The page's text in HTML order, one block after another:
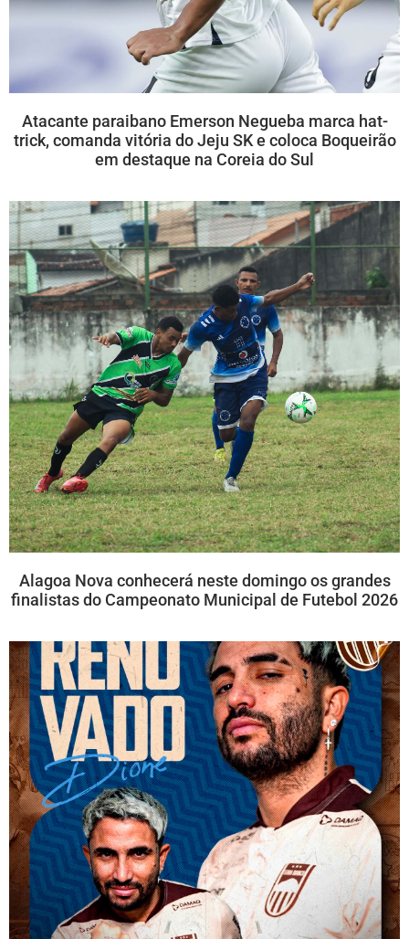
Atacante paraibano Emerson Negueba marca hat-
trick, comanda vitória do Jeju SK e coloca Boqueirão
em destaque na Coreia do Sul
Alagoa Nova conhecerá neste domingo os grandes
finalistas do Campeonato Municipal de Futebol 2026